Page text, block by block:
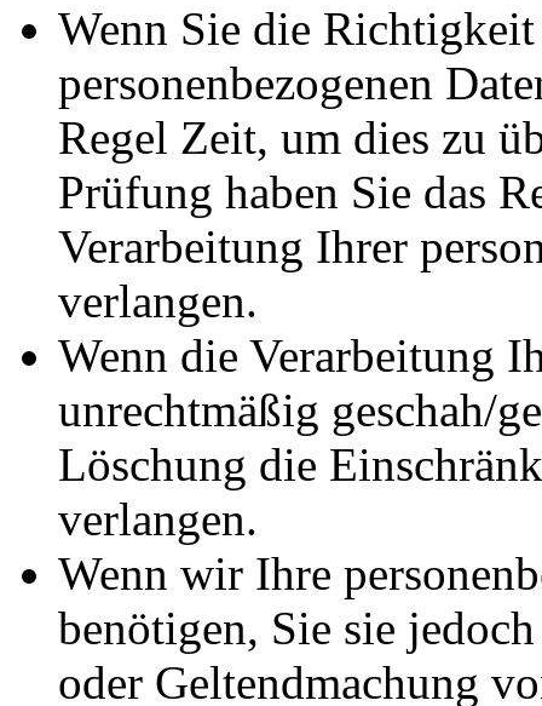
Wenn Sie die
personenbezogenen
Regel Zeit, um dies zu
Prüfung haben Sie das
Verarbeitung Ihrer
verlangen.
Wenn die Verarbeitung
unrechtmäßig geschah/
Löschung die
verlangen.
Wenn wir Ihre
benötigen, Sie sie
oder Geltendmachung